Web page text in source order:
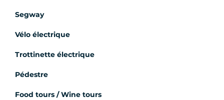
Segway
Vélo électrique
Trottinette électrique
Pédestre
Food tours / Wine tours